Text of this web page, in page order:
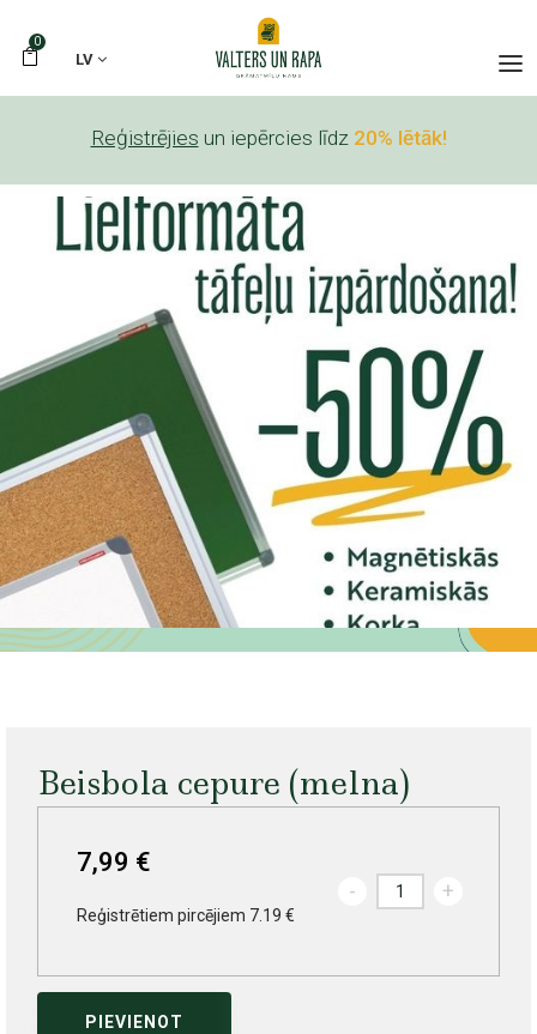
0
LV
Reģistrējies un iepērcies līdz 20% lētāk!
Beisbola cepure (melna)
7,99 €
Reģistrētiem pircējiem 7.19 €
- +
PIEVIENOT